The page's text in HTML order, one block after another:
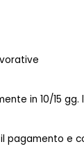
in 10/15
pagamento e